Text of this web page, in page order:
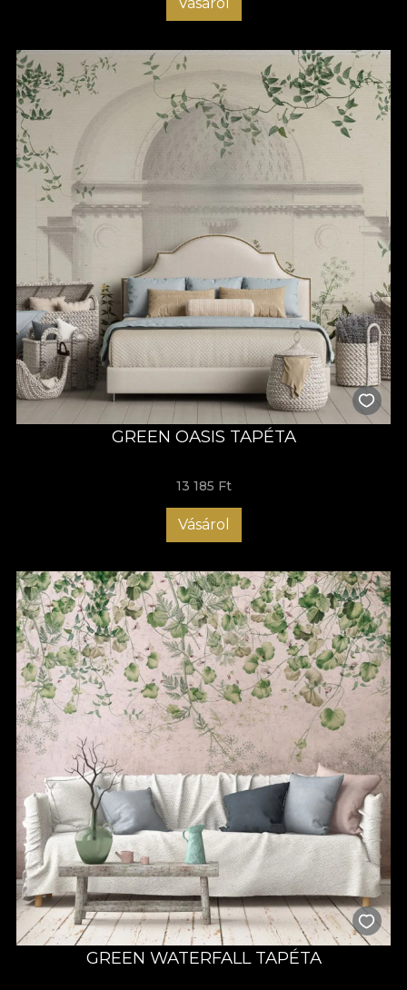
Vásárol
GREEN OASIS TAPÉTA
13 185 Ft
Vásárol
GREEN WATERFALL TAPÉTA